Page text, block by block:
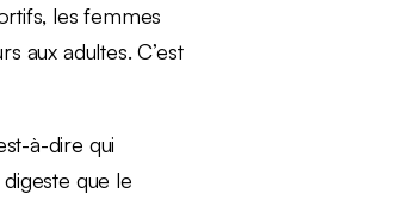
les femmes
aux adultes. C’est
à-dire qui
que le